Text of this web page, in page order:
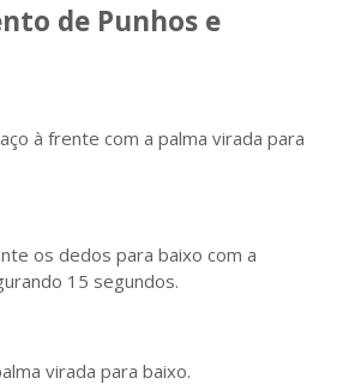
de Punhos e
à frente com a palma virada para
os dedos para baixo com a
15 segundos.
virada para baixo.